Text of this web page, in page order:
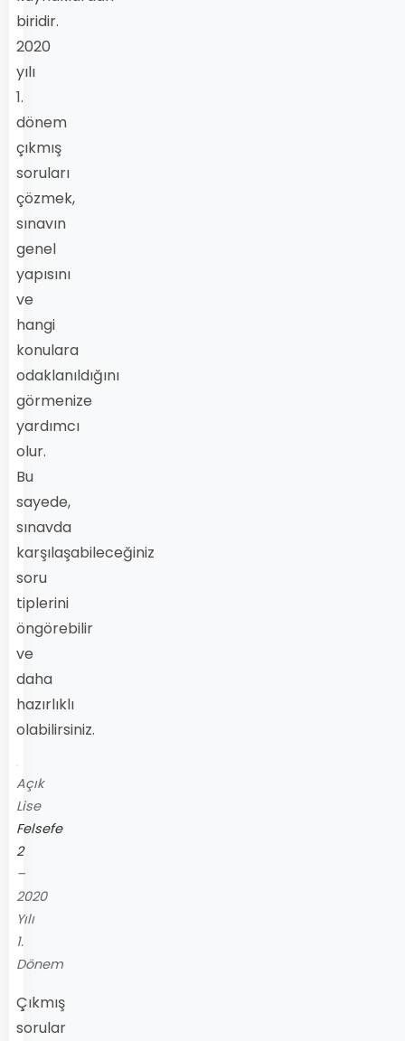
biridir.
2020
yılı
1.
dönem
çıkmış
soruları
çözmek,
sınavın
genel
yapısını
ve
hangi
konulara
odaklanıldığını
görmenize
yardımcı
olur.
Bu
sayede,
sınavda
karşılaşabileceğiniz
soru
tiplerini
öngörebilir
ve
daha
hazırlıklı
olabilirsiniz.
Açık
Lise
Felsefe
2
–
2020
Yılı
1.
Dönem
Çıkmış
sorular